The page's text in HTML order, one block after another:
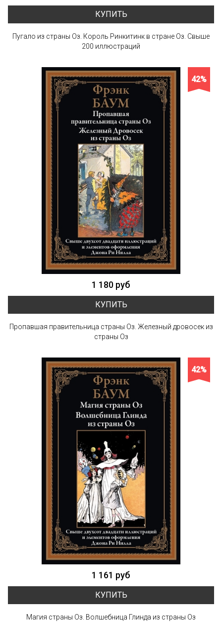
КУПИТЬ
Пугало из страны Оз. Король Ринкитинк в стране Оз. Свыше
200 иллюстраций
42%
1 180 руб
КУПИТЬ
Пропавшая правительница страны Оз. Железный дровосек из
страны Оз
42%
1 161 руб
КУПИТЬ
Магия страны Оз. Волшебница Глинда из страны Оз